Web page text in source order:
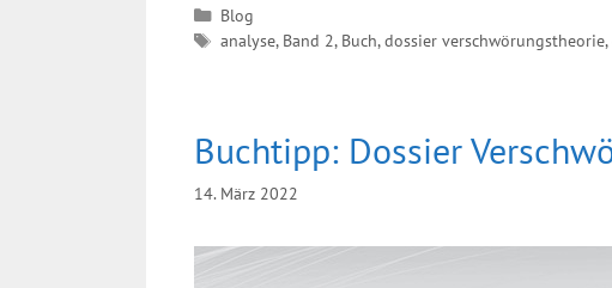
Kategorien
Blog
Schlagwörter
analyse, Band 2, Buch,dossier verschwörungstheorie,
Buchtipp: Dossier
14. März 2022